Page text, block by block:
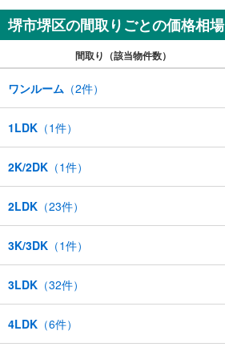
堺市堺区の間取りごとの価格相場
間取り（該当物件数）
ワンルーム （2件）
1LDK （1件）
2K/2DK （1件）
2LDK （23件）
3K/3DK （1件）
3LDK （32件）
4LDK （6件）